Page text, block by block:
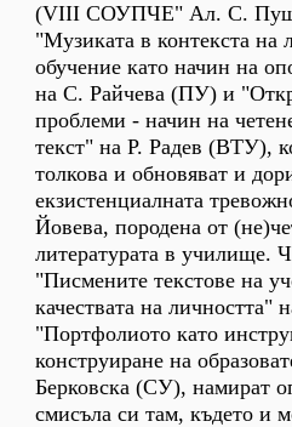
(VIII СОУПЧЕ" Ал. С.
"Музиката в контекста на
обучение като начин на
на С. Райчева (ПУ) и
проблеми - начин на
текст" на Р. Радев (ВТУ),
толкова и обновяват и
екзистенциалната
Йовева, породена от
литературата в училище.
"Писмените текстове на
качествата на
"Портфолиото като
конструиране на
Берковска (СУ), намират
смисъла си там, където и